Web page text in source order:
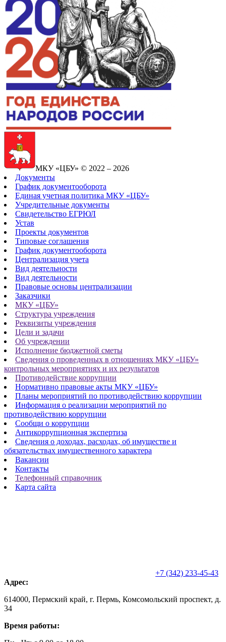
МКУ «ЦБУ» © 2022 – 2026
Документы
График документооборота
Единая учетная политика МКУ «ЦБУ»
Учредительные документы
Свидетельство ЕГРЮЛ
Устав
Проекты документов
Типовые соглашения
График документооборота
Централизация учета
Вид деятельности
Вид деятельности
Правовые основы централизации
Заказчики
МКУ «ЦБУ»
Структура учреждения
Реквизиты учреждения
Цели и задачи
Об учреждении
Исполнение бюджетной сметы
Сведения о проведенных в отношениях МКУ «ЦБУ»
контрольных мероприятиях и их результатов
Противодействие коррупции
Нормативно правовые акты МКУ «ЦБУ»
Планы мероприятий по противодействию коррупции
Информация о реализации мероприятий по
противодействию коррупции
Сообщи о коррупции
Антикоррупционная экспертиза
Сведения о доходах, расходах, об имуществе и
обязательствах имущественного характера
Вакансии
Контакты
Телефонный справочник
Карта сайта
+7 (342) 233-45-43
Адрес:
614000, Пермский край, г. Пермь, Комсомольский проспект, д.
34
Время работы: